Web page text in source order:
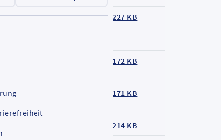
227 KB
172 KB
171 KB
214 KB